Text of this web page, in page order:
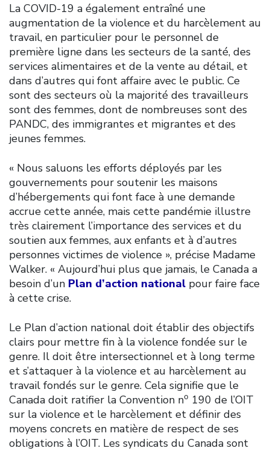
La COVID-19 a également entraîné une
augmentation de la violence et du harcèlement au
travail, en particulier pour le personnel de
première ligne dans les secteurs de la santé, des
services alimentaires et de la vente au détail, et
dans d’autres qui font affaire avec le public. Ce
sont des secteurs où la majorité des travailleurs
sont des femmes, dont de nombreuses sont des
PANDC, des immigrantes et migrantes et des
jeunes femmes.
« Nous saluons les efforts déployés par les
gouvernements pour soutenir les maisons
d’hébergements qui font face à une demande
accrue cette année, mais cette pandémie illustre
très clairement l’importance des services et du
soutien aux femmes, aux enfants et à d’autres
personnes victimes de violence », précise Madame
Walker. « Aujourd’hui plus que jamais, le Canada a
besoin d’un Plan d’action national pour faire face
à cette crise.
Le Plan d’action national doit établir des objectifs
clairs pour mettre fin à la violence fondée sur le
genre. Il doit être intersectionnel et à long terme
et s’attaquer à la violence et au harcèlement au
travail fondés sur le genre. Cela signifie que le
Canada doit ratifier la Convention no 190 de l’OIT
sur la violence et le harcèlement et définir des
moyens concrets en matière de respect de ses
obligations à l’OIT. Les syndicats du Canada sont